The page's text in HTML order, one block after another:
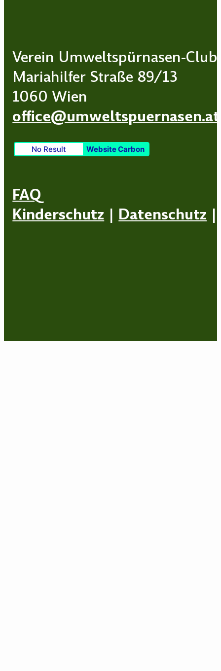
Verein Umweltspürnasen-Club
Mariahilfer Straße 89/13
1060 Wien
office@umweltspuernasen.at
No Result Website Carbon
FAQ
Kinderschutz | Datenschutz |